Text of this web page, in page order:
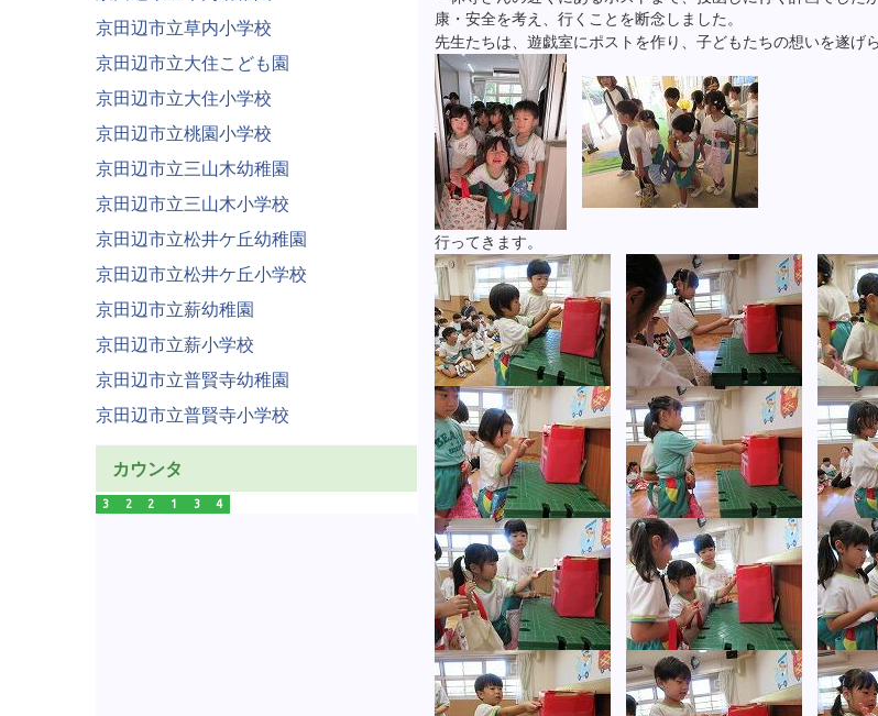
康・安全を考え、行くことを断念しました。
先生たちは、遊戯室にポストを作り、子どもたちの想いを遂げ
行ってきます。
京田辺市立草内小学校
京田辺市立大住こども園
京田辺市立大住小学校
京田辺市立桃園小学校
京田辺市立三山木幼稚園
京田辺市立三山木小学校
京田辺市立松井ケ丘幼稚園
京田辺市立松井ケ丘小学校
京田辺市立薪幼稚園
京田辺市立薪小学校
京田辺市立普賢寺幼稚園
京田辺市立普賢寺小学校
カウンタ
3 2 2 1 3 4